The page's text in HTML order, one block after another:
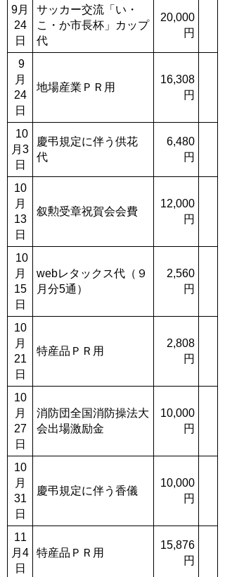
9月
24
日
サッカー交流「い・
こ・か市長杯」カップ
代
20,000
円
9
月
24
日
地場産業ＰＲ用
16,308
円
10
月3
日
慶弔規定に伴う供花
代
6,480
円
10
月
13
日
叙勲受章祝賀会会費
12,000
円
10
月
15
日
webレタックス代（９
月分5通）
2,560
円
10
月
21
日
特産品ＰＲ用
2,808
円
10
月
27
日
消防団全国消防操法大
会出場激励金
10,000
円
10
月
31
日
慶弔規定に伴う香儀
10,000
円
11
月4
日
特産品ＰＲ用
15,876
円